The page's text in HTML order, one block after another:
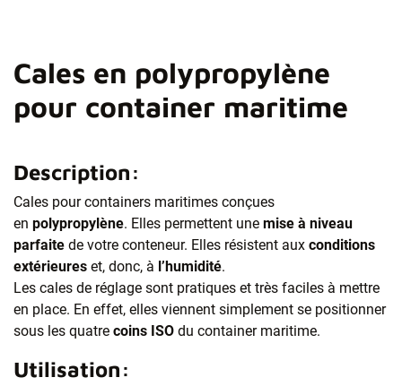
Cales en polypropylène
pour container maritime
Description:
Cales pour containers maritimes conçues
en polypropylène. Elles permettent une mise à niveau
parfaite de votre conteneur. Elles résistent aux conditions
extérieures et, donc, à l’humidité.
Les cales de réglage sont pratiques et très faciles à mettre
en place. En effet, elles viennent simplement se positionner
sous les quatre coins ISO du container maritime.
Utilisation: